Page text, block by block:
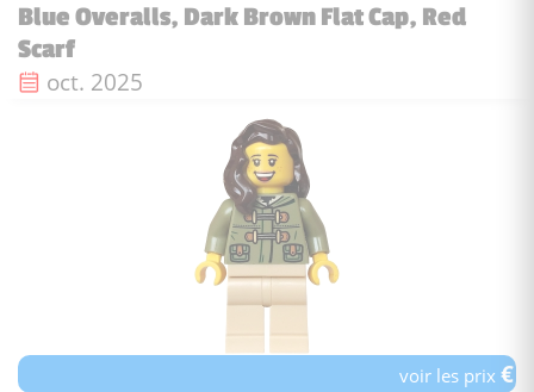
Blue Overalls, Dark Brown Flat Cap, Red
Scarf
Date de sortie :
oct. 2025
voir les prix€